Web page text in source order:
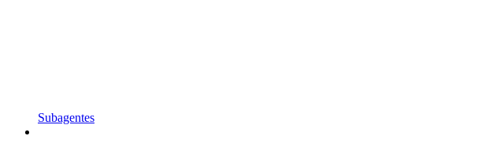
Subagentes